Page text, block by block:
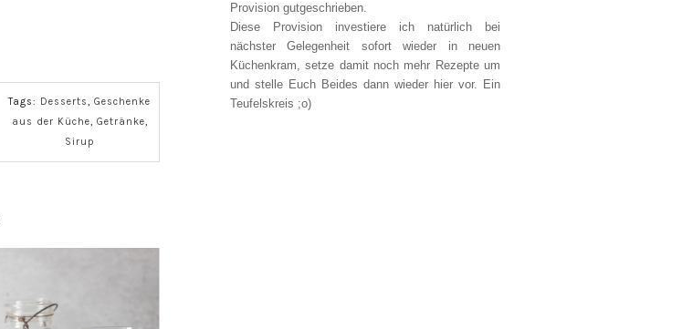
Tags: Desserts, Geschenke
aus der Küche, Getränke,
Sirup
Provision gutgeschrieben.
Diese Provision investiere ich natürlich bei
nächster Gelegenheit sofort wieder in neuen
Küchenkram, setze damit noch mehr Rezepte um
und stelle Euch Beides dann wieder hier vor. Ein
Teufelskreis ;o)